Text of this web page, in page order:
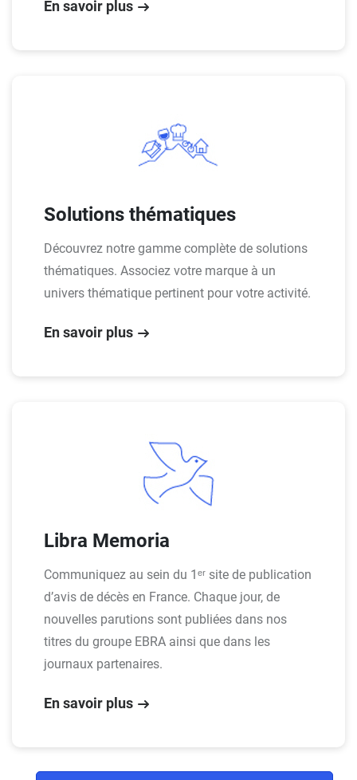
En savoir plus
Solutions thématiques
Découvrez notre gamme complète de solutions
thématiques. Associez votre marque à un
univers thématique pertinent pour votre activité.
En savoir plus
Libra Memoria
Communiquez au sein du 1ᵉʳ site de publication
d’avis de décès en France. Chaque jour, de
nouvelles parutions sont publiées dans nos
titres du groupe EBRA ainsi que dans les
journaux partenaires.
En savoir plus